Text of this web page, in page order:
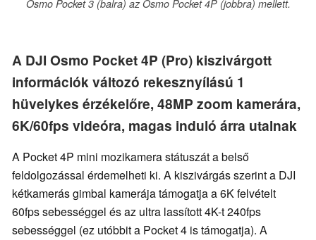
Osmo Pocket 3 (balra) az Osmo Pocket 4P (jobbra) mellett.
A DJI Osmo Pocket 4P (Pro) kiszivárgott
információk változó rekesznyílású 1
hüvelykes érzékelőre, 48MP zoom kamerára,
6K/60fps videóra, magas induló árra utalnak
A Pocket 4P mini mozikamera státuszát a belső
feldolgozással érdemelheti ki. A kiszivárgás szerint a DJI
kétkamerás gimbal kamerája támogatja a 6K felvételt
60fps sebességgel és az ultra lassított 4K-t 240fps
sebességgel (ez utóbbit a Pocket 4 is támogatja). A